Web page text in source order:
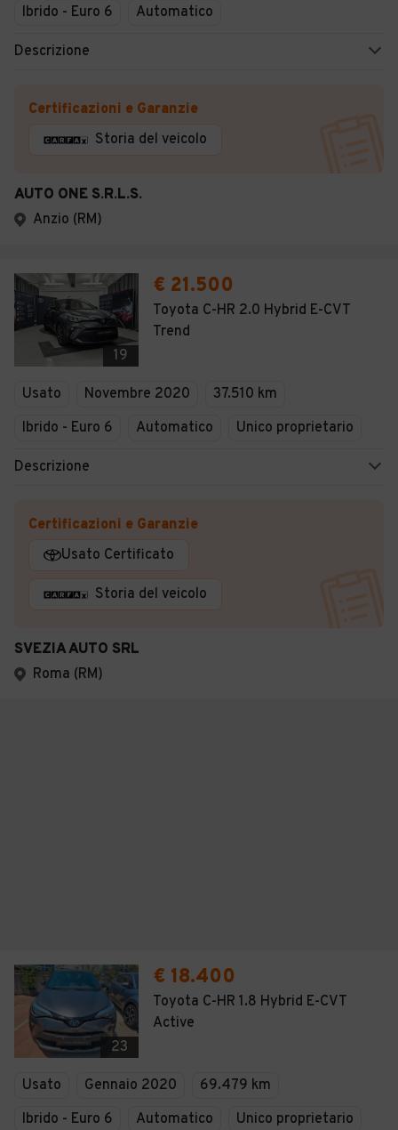
Ibrido - Euro 6
Automatico
Descrizione
Certificazioni e Garanzie
Storia del veicolo
AUTO ONE S.R.L.S.
Anzio (RM)
19
€ 21.500
Toyota C-HR 2.0 Hybrid E-CVT
Trend
Usato Novembre 2020
37.510 km
Ibrido - Euro 6
Automatico Unico proprietario
Descrizione
Certificazioni e Garanzie
Usato Certificato
Storia del veicolo
SVEZIA AUTO SRL
Roma (RM)
23
€ 18.400
Toyota C-HR 1.8 Hybrid E-CVT
Active
Usato Gennaio 2020
69.479 km
Ibrido - Euro 6
Automatico Unico proprietario